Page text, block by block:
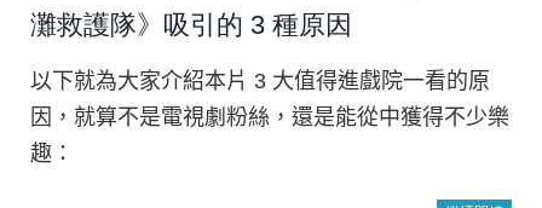
灘救護隊》吸引的 3 種原因
以下就為大家介紹本片 3 大值得進戲院一看的原
因，就算不是電視劇粉絲，還是能從中獲得不少樂
趣：